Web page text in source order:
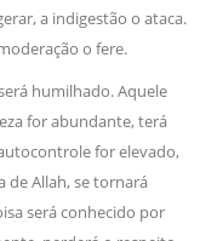
a indigestão o ataca.
o fere.
humilhado. Aquele
for abundante, terá
for elevado,
de Allah, se tornará
será conhecido por